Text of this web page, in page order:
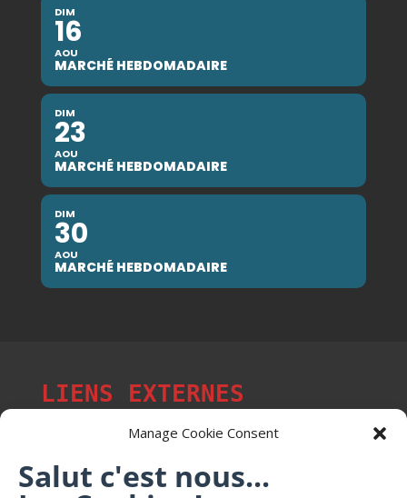
Manage Cookie Consent
Salut c'est nous...
DIM
16
AOU
MARCHÉ HEBDOMADAIRE
DIM
23
AOU
MARCHÉ HEBDOMADAIRE
DIM
30
AOU
MARCHÉ HEBDOMADAIRE
LIENS EXTERNES
Les p'tits citoyens de Mont-Saint-Martin